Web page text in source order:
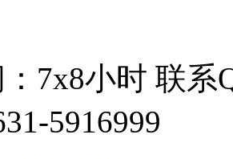
7x8小时 联系
5916999